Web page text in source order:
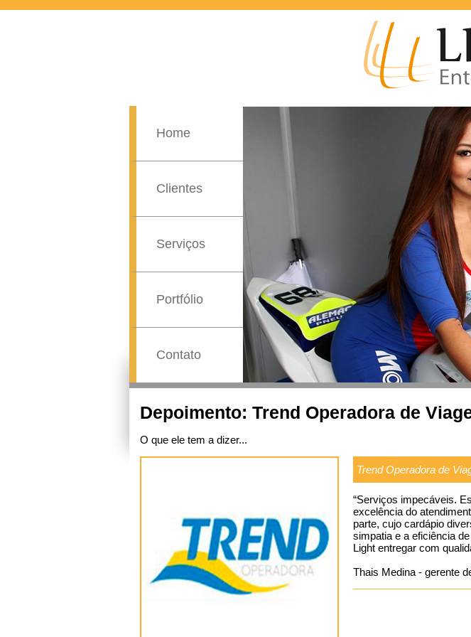
Home
Clientes
Serviços
Portfólio
Contato
Depoimento: Trend Operadora de
O que ele tem a dizer...
Trend Operadora de
“Serviços impecáveis.
excelência do
parte, cujo cardápio
simpatia e a eficiência
Light entregar com
Thais Medina - gerente